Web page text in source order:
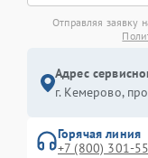
Отправляя заявку
Адрес
г. Кемерово,
Горячая линия
+7 (800) 301-